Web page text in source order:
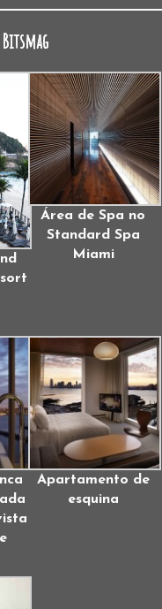
Área de Spa no
Standard Spa
Miami
Apartamento de
esquina